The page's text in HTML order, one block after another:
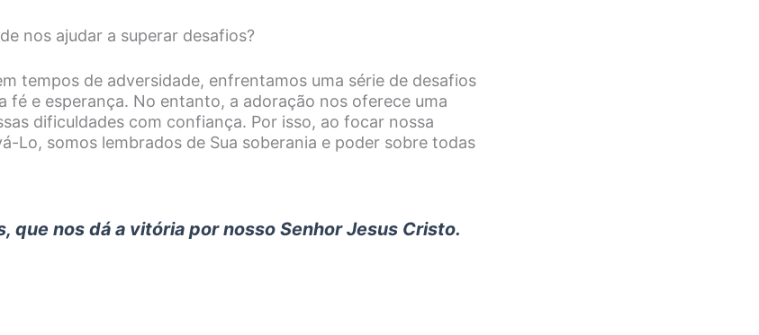
nos ajudar a superar desafios?
tempos de adversidade, enfrentamos uma série de desafios
fé e esperança. No entanto, a adoração nos oferece uma
dificuldades com confiança. Por isso, ao focar nossa
Lo, somos lembrados de Sua soberania e poder sobre todas
que nos dá a vitória por nosso Senhor Jesus Cristo.